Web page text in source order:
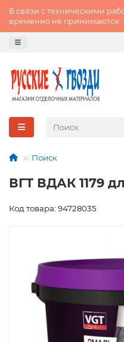
В связи с техническими
временно не принимаются
Поиск
ВГТ ВДАК 1179
Код товара: 94728035